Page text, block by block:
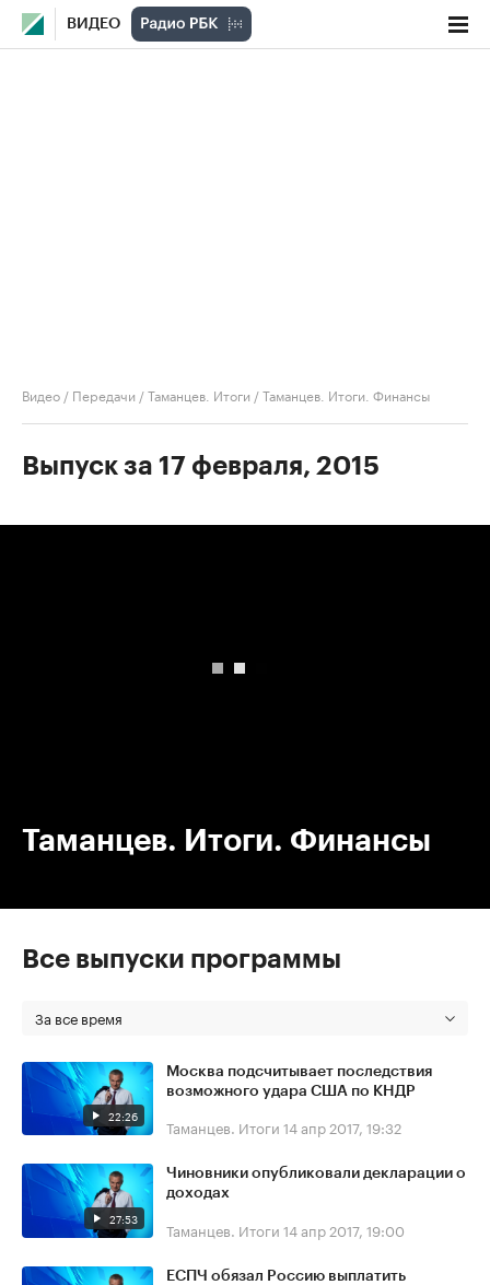
ВИДЕО
Видео / Передачи /Таманцев. Итоги /Таманцев. Итоги. Финансы
Выпуск за 17 февраля, 2015
Таманцев. Итоги. Финансы
Все выпуски программы
За все время
22:26
Москва подсчитывает последствия
возможного удара США по КНДР
Таманцев. Итоги 14 апр 2017, 19:32
27:53
Чиновники опубликовали декларации о
доходах
Таманцев. Итоги 14 апр 2017, 19:00
ЕСПЧ обязал Россию выплатить